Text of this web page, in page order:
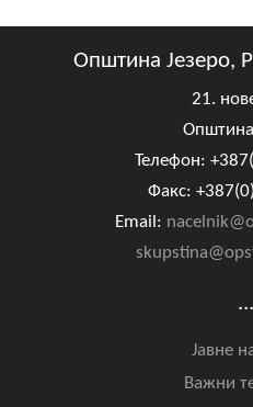
Општина Језеро,
21.
Општина
Телефон:
Факс:
Email:
...
Јавне
Важни